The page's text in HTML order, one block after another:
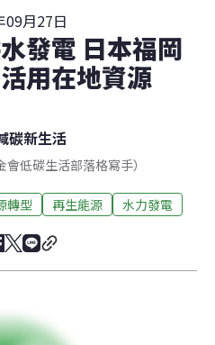
09月27日
發電 日本福岡
活用在地資源
碳新生活
低碳生活部落格寫手）
轉型 再生能源 水力發電